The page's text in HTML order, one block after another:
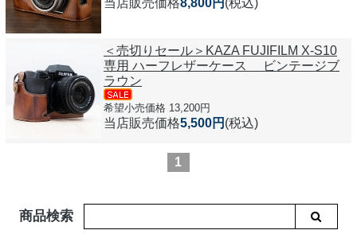
＜売切りセール＞KAZA FUJIFILM X-S10
専用 ハーフレザーケース ビンテージブ
ラウン
希望小売価格 13,200円
当店販売価格5,500円 (税込)
1
商品検索